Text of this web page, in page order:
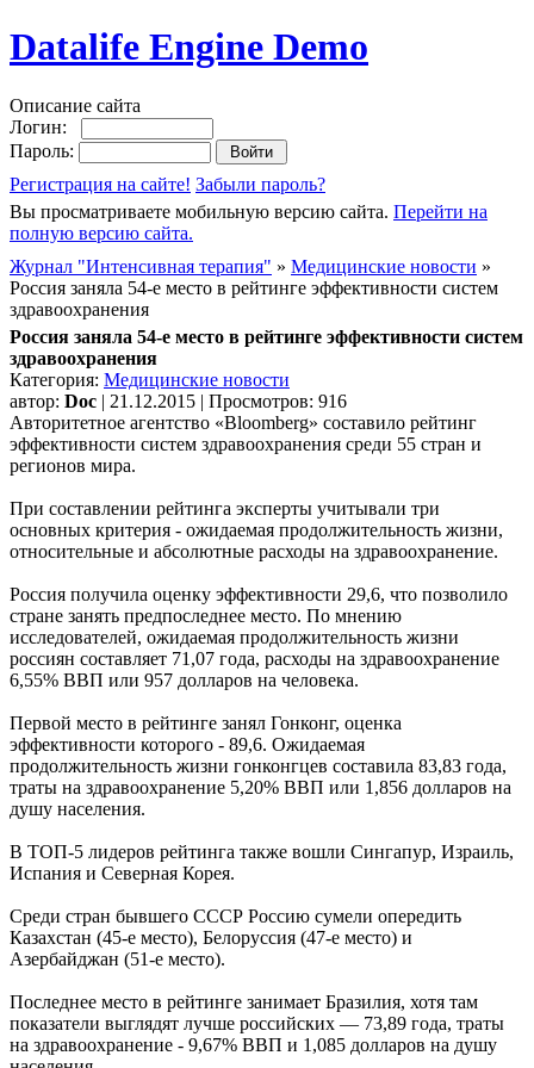
Datalife Engine Demo
Описание сайта
Логин:
Пароль:
Регистрация на сайте! Забыли пароль?
Вы просматриваете мобильную версию сайта. Перейти на
полную версию сайта.
Журнал "Интенсивная терапия" » Медицинские новости »
Россия заняла 54-е место в рейтинге эффективности систем
здравоохранения
Россия заняла 54-е место в рейтинге эффективности систем
здравоохранения
Категория: Медицинские новости
автор: Doc | 21.12.2015 | Просмотров: 916
Авторитетное агентство «Bloomberg» составило рейтинг
эффективности систем здравоохранения среди 55 стран и
регионов мира.
При составлении рейтинга эксперты учитывали три
основных критерия - ожидаемая продолжительность жизни,
относительные и абсолютные расходы на здравоохранение.
Россия получила оценку эффективности 29,6, что позволило
стране занять предпоследнее место. По мнению
исследователей, ожидаемая продолжительность жизни
россиян составляет 71,07 года, расходы на здравоохранение
6,55% ВВП или 957 долларов на человека.
Первой место в рейтинге занял Гонконг, оценка
эффективности которого - 89,6. Ожидаемая
продолжительность жизни гонконгцев составила 83,83 года,
траты на здравоохранение 5,20% ВВП или 1,856 долларов на
душу населения.
В ТОП-5 лидеров рейтинга также вошли Сингапур, Израиль,
Испания и Северная Корея.
Среди стран бывшего СССР Россию сумели опередить
Казахстан (45-е место), Белоруссия (47-е место) и
Азербайджан (51-е место).
Последнее место в рейтинге занимает Бразилия, хотя там
показатели выглядят лучше российских — 73,89 года, траты
на здравоохранение - 9,67% ВВП и 1,085 долларов на душу